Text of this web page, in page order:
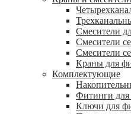
Смесители
Смесители
Смесители
Краны для
Комплектующие
Фитинги для
Ключи для